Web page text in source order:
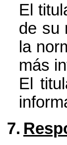
El
de su
la
más
El
7.